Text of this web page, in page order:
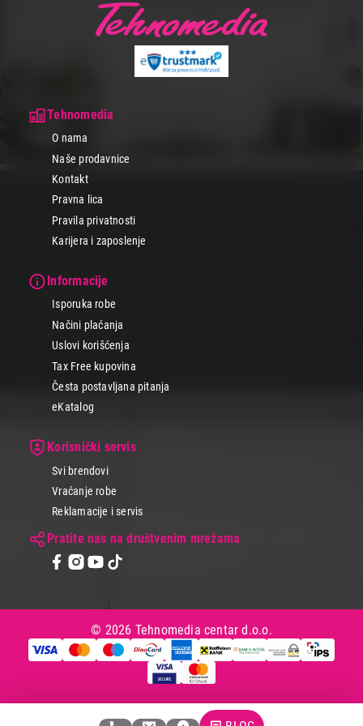
zahtevima za performansama i proveri njihovu kompatibilnost. U
Tehnomediji smo obezbedili povoljne cene, svakodnevne akcije i
popuste kao i sjajne uslove kupovine.
Postavi budžet, odaberi način plaćanja prema svojoj meri i biraj
komponenti za tvoj računar.
Tehnomedia
O nama
Naše prodavnice
Kontakt
Pravna lica
Pravila privatnosti
Karijera i zaposlenje
Informacije
Isporuka robe
Načini plaćanja
Uslovi korišćenja
Tax Free kupovina
Česta postavljana pitanja
eKatalog
Korisnički servis
Svi brendovi
Vraćanje robe
Reklamacije i servis
Pratite nas na društvenim mrežama
© 2026 Tehnomedia centar d.o.o.